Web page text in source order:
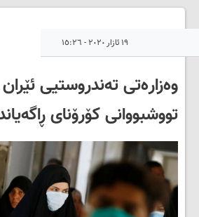
١٩ ئازار ٢٠٢٠ - ١٥:٢٦
وەزارەتی تەندروستیی
تووشبووانی کۆرۆنای